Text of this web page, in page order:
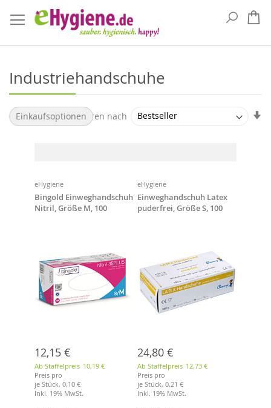
Suche
Industriehandschuhe
Sortieren nach
eHygiene
Bingold Einweghandschuh
Nitril, Größe M, 100
12,15 €
Ab Staffelpreis 10,19 €
Preis pro
je Stück, 0,10 €
Inkl. 19% MwSt.
eHygiene
Einweghandschuh Latex
puderfrei, Größe S, 100
24,80 €
Ab Staffelpreis 12,73 €
Preis pro
je Stück,0,21 €
Inkl. 19% MwSt.
Einkaufsoptionen